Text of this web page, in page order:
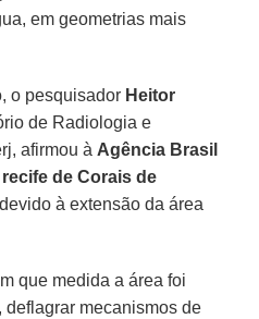
em geometrias mais
o pesquisador Heitor
de Radiologia e
afirmou à Agência Brasil
de Corais de
à extensão da área
que medida a área foi
deflagrar mecanismos de